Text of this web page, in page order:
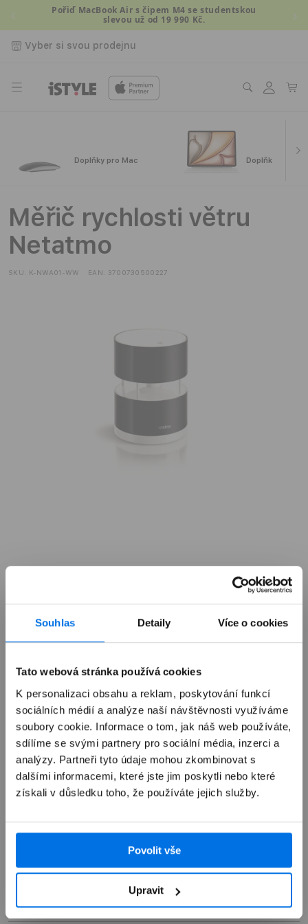
Souhlas Detaily Více o cookies
Tato webová stránka používá cookies
K personalizaci obsahu a reklam, poskytování funkcí
sociálních médií a analýze naší návštěvnosti využíváme
soubory cookie. Informace o tom, jak náš web používáte,
sdílíme se svými partnery pro sociální média, inzerci a
analýzy. Partneři tyto údaje mohou zkombinovat s
dalšími informacemi, které jste jim poskytli nebo které
získali v důsledku toho, že používáte jejich služby.
Povolit vše
Upravit
Přejít kPořiď MacBook Air s čipem M4 se studentskou
slevou už od 19 990 Kč.
Vyber si svou prodejnu
Přihlásit
se
Košík
Doplňky pro Mac Doplňky pro
Měřič rychlosti větru
Netatmo
SKU: K-NWA01-WW EAN: 3700730500227
Již není v prodeji
Autorizovaný servis Apple
Možnosti doručení
Měřič rychlosti větru Netatmo